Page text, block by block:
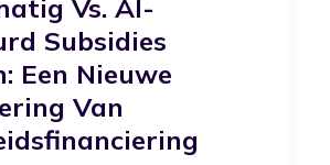
Vs. AI-
Subsidies
Een Nieuwe
Van